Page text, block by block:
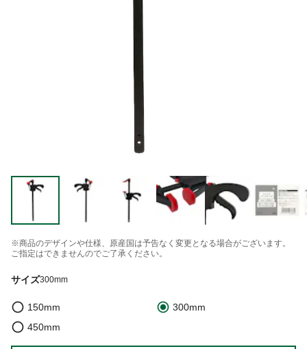
※商品のデザインや仕様、原産国は予告なく変更となる場合がございます。
ご指定はできませんのでご了承ください。
サイズ300mm
150mm
300mm
450mm